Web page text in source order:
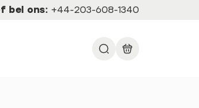
bel ons: +44-203-608-1340